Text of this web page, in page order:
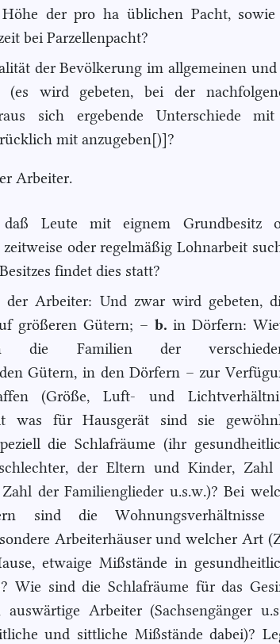
Höhe der pro ha üblichen Pacht, sowie
bei Parzellenpacht?
der Bevölkerung im allgemeinen
(es wird gebeten, bei der
sich ergebende Unterschiede
mit anzugeben[)]?
Arbeiter.
Leute mit eignem Grundbesitz
oder regelmäßig Lohnarbeit
findet dies statt?
der Arbeiter: Und zwar wird gebeten,
größeren Gütern; – b. in Dörfern:
die Familien der
Gütern, in den Dörfern – zur
(Größe, Luft- und
was für Hausgerät sind sie
die Schlafräume (ihr
der Eltern und Kinder, Zahl
der Familienglieder u.s.w.)? Bei
sind die Wohnungsverhältnisse
Arbeiterhäuser und welcher Art
etwaige Mißstände in
Wie sind die Schlafräume für das
Arbeiter (Sachsengänger
und sittliche Mißstände dabei)?